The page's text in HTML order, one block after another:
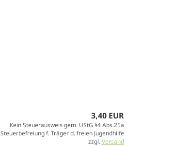
3,40 EUR
Kein Steuerausweis gem. UStG §4 Abs.25a
Steuerbefreiung f. Träger d. freien Jugendhilfe
zzgl.Versand